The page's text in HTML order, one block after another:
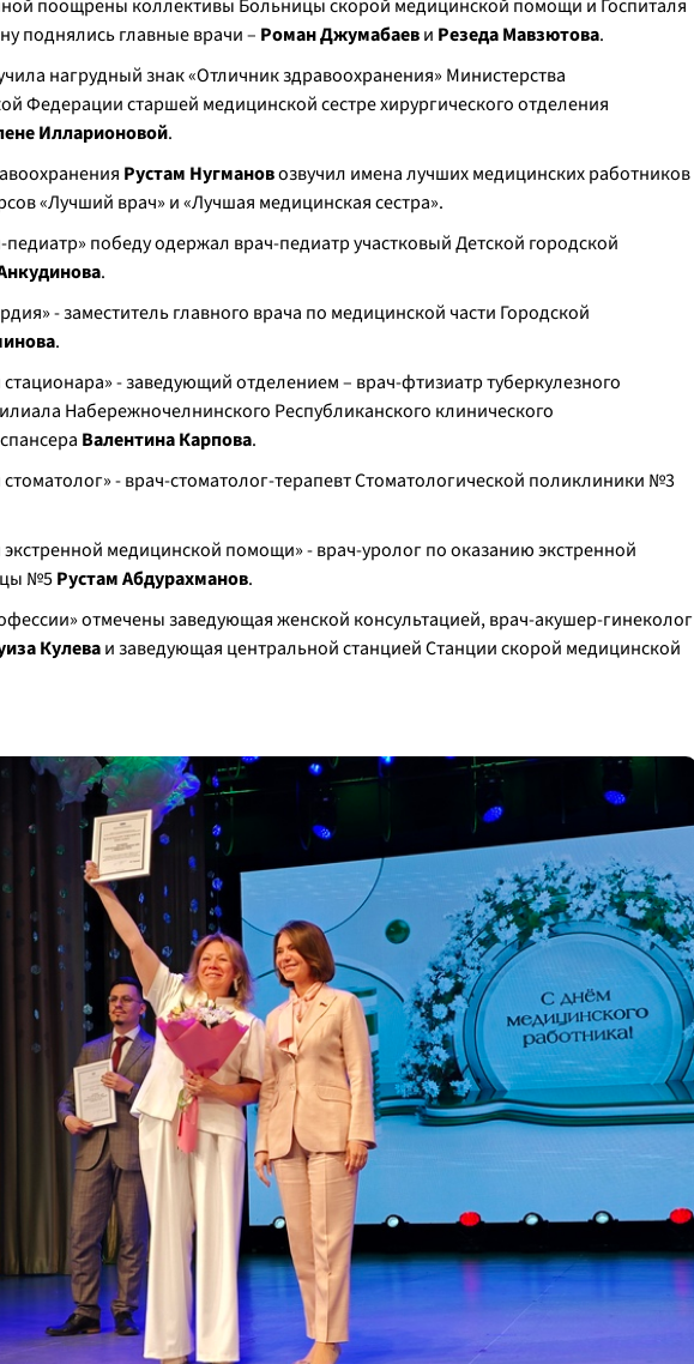
поощрены коллективы Больницы скорой медицинской помощи и Госпиталя
поднялись главные врачи – Роман Джумабаеви Резеда Мавзютова.
нагрудный знак «Отличник здравоохранения» Министерства
Федерации старшей медицинской сестре хирургического отделения
Илларионовой.
Рустам Нугмановозвучил имена лучших медицинских работников
«Лучший врач» и «Лучшая медицинская сестра».
победу одержал врач-педиатр участковый Детской городской
.
- заместитель главного врача по медицинской части Городской
.
- заведующий отделением – врач-фтизиатр туберкулезного
Набережночелнинского Республиканского клинического
Валентина Карпова.
- врач-стоматолог-терапевт Стоматологической поликлиники №3
медицинской помощи» - врач-уролог по оказанию экстренной
№5Рустам Абдурахманов.
отмечены заведующая женской консультацией, врач-акушер-гинеколог
Кулеваи заведующая центральной станцией Станции скорой медицинской